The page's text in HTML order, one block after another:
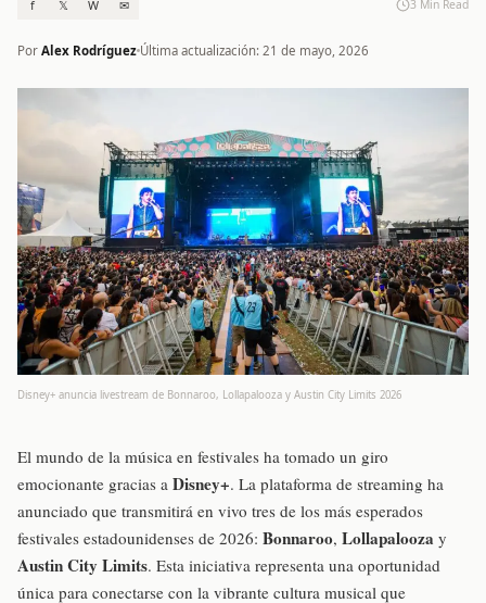
f 𝕏 W ✉ 3 Min Read
Por Alex Rodríguez Última actualización: 21 de mayo, 2026
Disney+ anuncia livestream de Bonnaroo, Lollapalooza y Austin City Limits 2026
El mundo de la música en festivales ha tomado un giro
emocionante gracias a Disney+. La plataforma de streaming ha
anunciado que transmitirá en vivo tres de los más esperados
festivales estadounidenses de 2026: Bonnaroo, Lollapalooza y
Austin City Limits. Esta iniciativa representa una oportunidad
única para conectarse con la vibrante cultura musical que